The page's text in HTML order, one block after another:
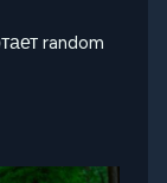
random